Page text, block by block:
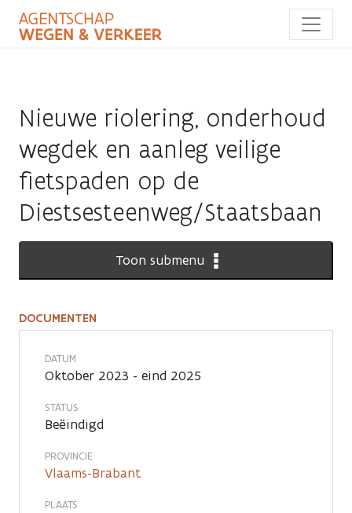
naar
Nieuwe riolering, onderhoud
wegdek en aanleg veilige
fietspaden op de
Diestsesteenweg/Staatsbaan
Toon submenu
Documenten
DOCUMENTEN
DATUM
Oktober 2023 - eind 2025
STATUS
Beëindigd
PROVINCIE
Vlaams-Brabant
PLAATS